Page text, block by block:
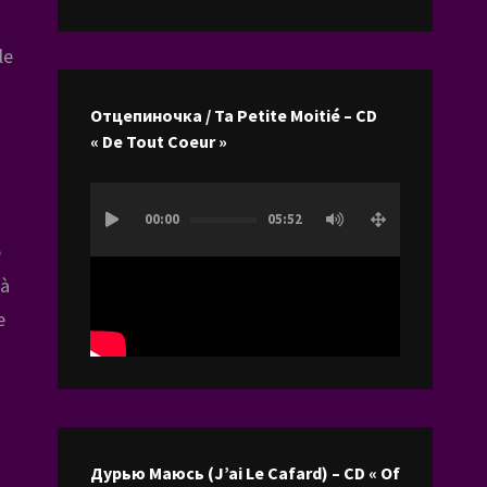
flèches
haut/bas
augmenter
Отцепиночка / Ta Petite Moitié – CD
« De Tout Coeur »
vidéo
00:00 05:52
Дурью Маюсь (J’ai Le Cafard) – CD « Of